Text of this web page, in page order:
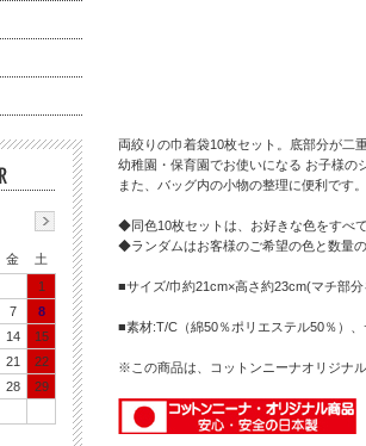
両絞りの巾着袋10枚セット。底部分が二
幼稚園・保育園でお使いになる お子様の
また、バッグ内の小物の整理に便利です。
◆同色10枚セットは、お好きな色をすべ
◆ランダムはお客様のご希望の色と数量
■サイズ/巾約21cm×高さ約23cm(マチ部
■素材:T/C（綿50％ポリエステル50％）
※この商品は、コットンニーナオリジナ
金
土
1
7
8
14
15
21
22
28
29